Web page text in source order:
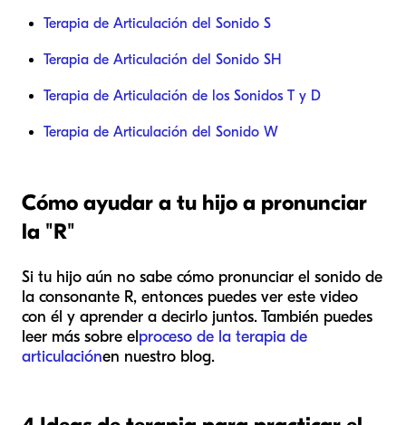
Terapia de Articulación del Sonido S
Terapia de Articulación del Sonido SH
Terapia de Articulación de los Sonidos T y D
Terapia de Articulación del Sonido W
Cómo ayudar a tu hijo a pronunciar
la "R"
Si tu hijo aún no sabe cómo pronunciar el sonido de
la consonante R, entonces puedes ver este video
con él y aprender a decirlo juntos. También puedes
leer más sobre el proceso de la terapia de
articulaciónen nuestro blog.